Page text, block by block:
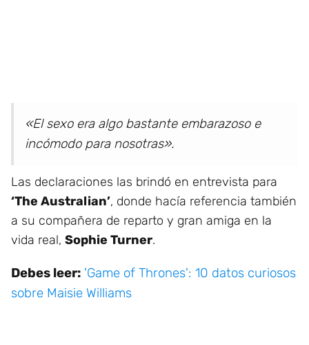
«El sexo era algo bastante embarazoso e
incómodo para nosotras».
Las declaraciones las brindó en entrevista para
‘The Australian’, donde hacía referencia también
a su compañera de reparto y gran amiga en la
vida real, Sophie Turner.
Debes leer: 'Game of Thrones': 10 datos curiosos
sobre Maisie Williams